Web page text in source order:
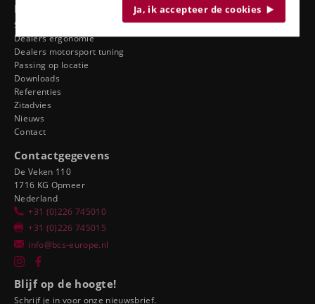
Ja, ik accepteer de cookies
Bekijk ook
Service
Dealers ergonomie
Dealers motorsport tuning
Passing op locatie
Downloads
Referenties
Zitadvies
Nieuws
Contact
Contactgegevens
De Veken 110
1716 KG Opmeer
Nederland
+31 (0)226 745010
+31 (0)226 745015
info@bcs-europe.nl
Blijf op de hoogte!
Schrijf je in voor onze nieuwsbrief.